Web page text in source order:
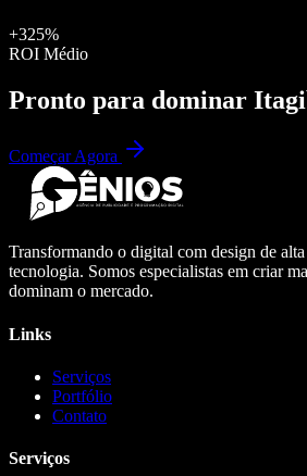
+325%
ROI Médio
Pronto para dominar
Começar Agora
Transformando o digital com design de
tecnologia. Somos especialistas em criar
dominam o mercado.
Links
Serviços
Portfólio
Contato
Serviços